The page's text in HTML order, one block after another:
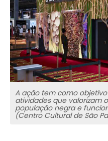
A ação tem como
atividades que valorizam
população negra e
(Centro Cultural de São